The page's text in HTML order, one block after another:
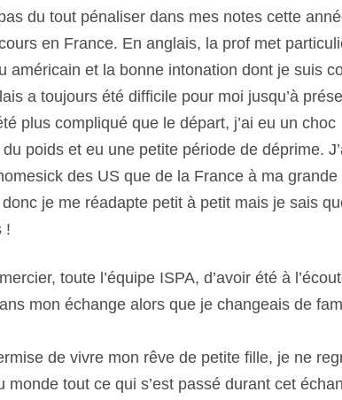
du tout pénaliser dans mes notes cette
en France. En anglais, la prof met
américain et la bonne intonation dont je suis
a toujours été difficile pour moi jusqu’à
plus compliqué que le départ, j’ai eu un choc
poids et eu une petite période de déprime.
des US que de la France à ma
je me réadapte petit à petit mais je sais
!
toute l’équipe ISPA, d’avoir été à
mon échange alors que je changeais de
de vivre mon rêve de petite fille, je ne
tout ce qui s’est passé durant cet